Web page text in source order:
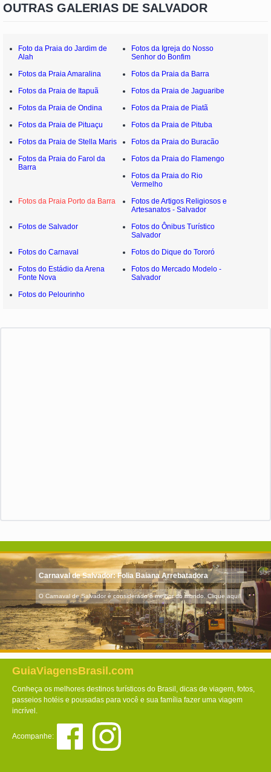
OUTRAS GALERIAS DE SALVADOR
Foto da Praia do Jardim de
Alah
Fotos da Igreja do Nosso
Senhor do Bonfim
Fotos da Praia Amaralina
Fotos da Praia da Barra
Fotos da Praia de Itapuã
Fotos da Praia de Jaguaribe
Fotos da Praia de Ondina
Fotos da Praia de Piatã
Fotos da Praia de Pituaçu
Fotos da Praia de Pituba
Fotos da Praia de Stella Maris
Fotos da Praia do Buracão
Fotos da Praia do Farol da
Barra
Fotos da Praia do Flamengo
Fotos da Praia do Rio
Vermelho
Fotos da Praia Porto da Barra
Fotos de Artigos Religiosos e
Artesanatos - Salvador
Fotos de Salvador
Fotos do Ônibus Turístico
Salvador
Fotos do Carnaval
Fotos do Dique do Tororó
Fotos do Estádio da Arena
Fonte Nova
Fotos do Mercado Modelo -
Salvador
Fotos do Pelourinho
Carnaval de Salvador: Folia Baiana Arrebatadora
O Carnaval de Salvador é considerado o melhor do mundo. Clique aqui!
GuiaViagensBrasil.com
Conheça os melhores destinos turísticos do Brasil, dicas de viagem, fotos,
passeios hotéis e pousadas para você e sua família fazer uma viagem
incrível.
Acompanhe: